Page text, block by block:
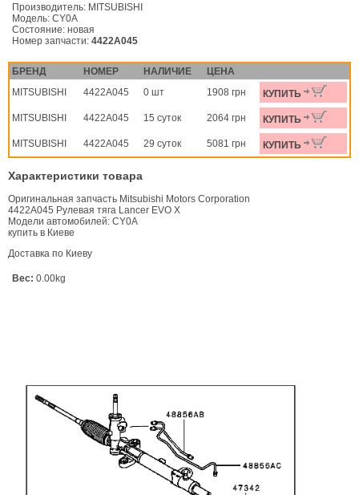
Производитель: MITSUBISHI
Модель: CY0A
Состояние: новая
Номер запчасти: 4422A045
БРЕНД НОМЕР НАЛИЧИЕ
ЦЕНА
MITSUBISHI
4422A045 0 шт 1908 грн КУПИТЬ
MITSUBISHI 4422A045 15 суток 2064 грн КУПИТЬ
MITSUBISHI 4422A045 29 суток 5081 грн КУПИТЬ
Характеристики товара
Оригинальная запчасть Mitsubishi Motors Corporation
4422A045 Рулевая тяга Lancer EVO X
Модели автомобилей: CY0A
купить в Киеве
Доставка по Киеву
Вес: 0.00kg